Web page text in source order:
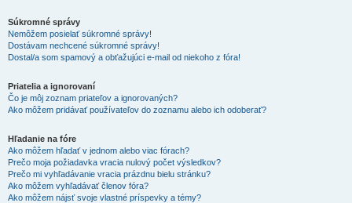
Súkromné správy
Nemôžem posielať súkromné správy!
Dostávam nechcené súkromné správy!
Dostal/a som spamový a obťažujúci e-mail od niekoho z fóra!
Priatelia a ignorovaní
Čo je môj zoznam priateľov a ignorovaných?
Ako môžem pridávať používateľov do zoznamu alebo ich odoberať?
Hľadanie na fóre
Ako môžem hľadať v jednom alebo viac fórach?
Prečo moja požiadavka vracia nulový počet výsledkov?
Prečo mi vyhľadávanie vracia prázdnu bielu stránku?
Ako môžem vyhľadávať členov fóra?
Ako môžem nájsť svoje vlastné príspevky a témy?